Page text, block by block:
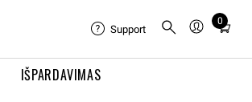
IŠPARDAVIMAS
Support
0
Total
in